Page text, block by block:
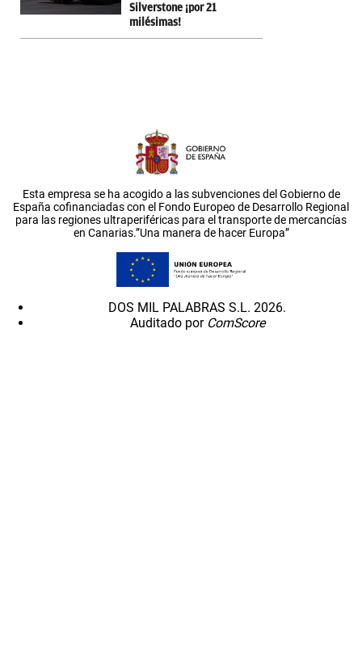
Silverstone ¡por 21
milésimas!
Esta empresa se ha acogido a las subvenciones del Gobierno de
España cofinanciadas con el Fondo Europeo de Desarrollo Regional
para las regiones ultraperiféricas para el transporte de mercancías
en Canarias.”Una manera de hacer Europa”
DOS MIL PALABRAS S.L. 2026.
Auditado por ComScore